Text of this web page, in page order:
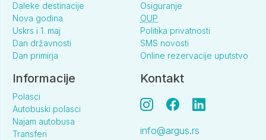
Daleke destinacije
Nova godina
Uskrs i 1. maj
Dan državnosti
Dan primirja
Osiguranje
OUP
Politika privatnosti
SMS novosti
Online rezervacije uputstvo
Informacije
Polasci
Autobuski polasci
Najam autobusa
Transferi
Kontakt
info@argus.rs